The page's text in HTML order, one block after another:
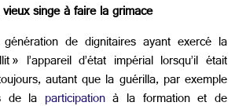
singe à faire la grimace
de dignitaires ayant exercé la
» l’appareil d’état impérial lorsqu’il était
autant que la guérilla, par exemple
de la participationà la formation et de